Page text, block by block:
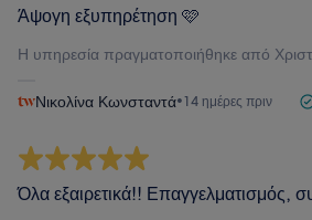
Άψογη εξυπηρέτηση 🩷
Η υπηρεσία πραγματοποιήθηκε από
Νικολίνα Κωνσταντά•14 ημέρες πριν
Όλα εξαιρετικά!! Επαγγελματισμός,